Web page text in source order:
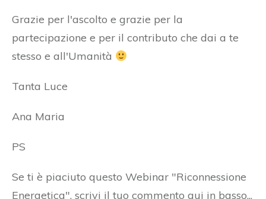
Grazie per l'ascolto e grazie per la
partecipazione e per il contributo che dai a te
stesso e all'Umanità
Tanta Luce
Ana Maria
PS
Se ti è piaciuto questo Webinar "Riconnessione
Energetica", scrivi il tuo commento qui in basso...